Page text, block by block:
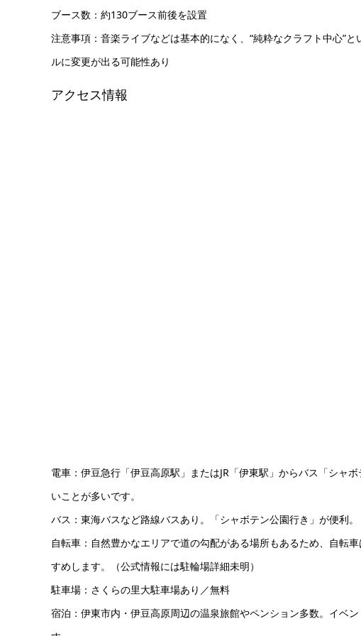
ブース数：約130ブース前後を設置
注意事項：音楽ライブなどは基本的になく、“純粋なクラフト中心”
ルに変更が出る可能性あり
アクセス情報
電車：伊豆急行「伊豆高原駅」またはJR「伊東駅」からバス「シ
いことが多いです。
バス：東海バスなど路線バスあり。「シャボテン公園行き」が便利。
自転車：自然豊かなエリアで道の勾配がある場所もあるため、自
すめします。（公式情報には駐輪場詳細未明）
駐車場：さくらの里大駐車場あり／無料
宿泊：伊東市内・伊豆高原周辺の温泉旅館やペンション多数。イベ